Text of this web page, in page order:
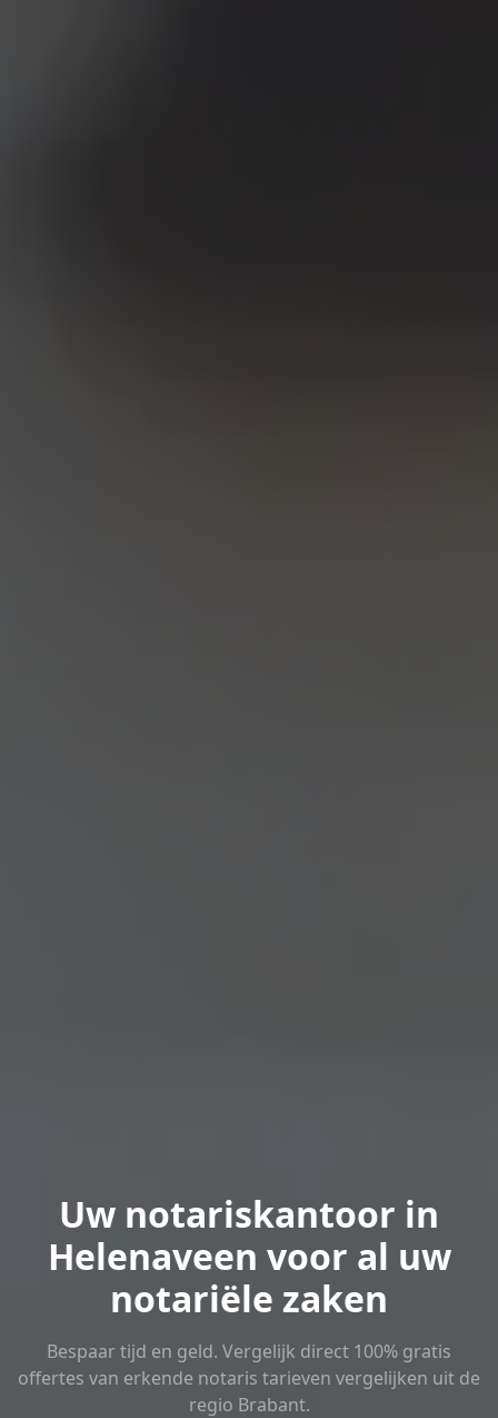
Uw notariskantoor in
Helenaveen voor al uw
notariële zaken
Bespaar tijd en geld. Vergelijk direct 100% gratis
offertes van erkende notaris tarieven vergelijken uit de
regio Brabant.